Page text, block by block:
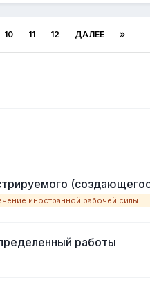
10 11 12 ДАЛЕЕ
привлечение иностранной рабочей силы назначение иностранца директором тоо
работы